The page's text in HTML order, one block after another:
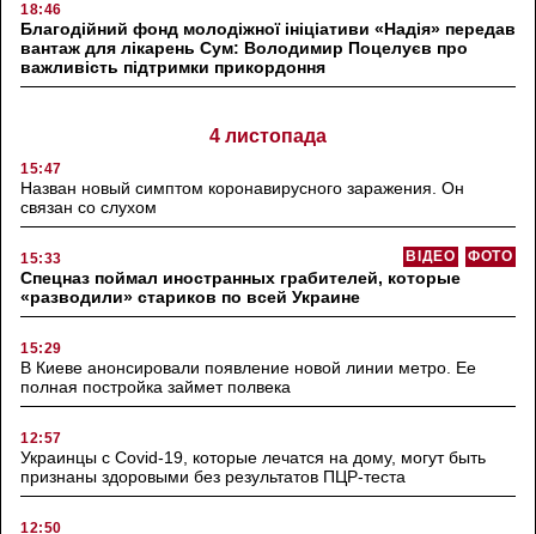
18:46
Благодійний фонд молодіжної ініціативи «Надія» передав
вантаж для лікарень Сум: Володимир Поцелуєв про
важливість підтримки прикордоння
4 листопада
15:47
Назван новый симптом коронавирусного заражения. Он
связан со слухом
15:33 ФОТО
ВІДЕО
Спецназ поймал иностранных грабителей, которые
«разводили» стариков по всей Украине
15:29
В Киеве анонсировали появление новой линии метро. Ее
полная постройка займет полвека
12:57
Украинцы с Covid-19, которые лечатся на дому, могут быть
признаны здоровыми без результатов ПЦР-теста
12:50